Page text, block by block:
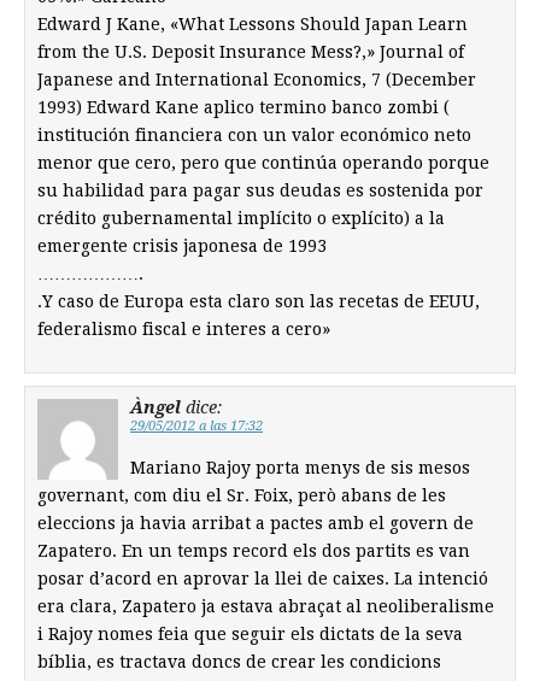
Edward J Kane, «What Lessons Should Japan Learn
from the U.S. Deposit Insurance Mess?,» Journal of
Japanese and International Economics, 7 (December
1993) Edward Kane aplico termino banco zombi (
institución financiera con un valor económico neto
menor que cero, pero que continúa operando porque
su habilidad para pagar sus deudas es sostenida por
crédito gubernamental implícito o explícito) a la
emergente crisis japonesa de 1993
……………….
.Y caso de Europa esta claro son las recetas de EEUU,
federalismo fiscal e interes a cero»
Àngel dice:
29/05/2012 a las 17:32
Mariano Rajoy porta menys de sis mesos
governant, com diu el Sr. Foix, però abans de les
eleccions ja havia arribat a pactes amb el govern de
Zapatero. En un temps record els dos partits es van
posar d’acord en aprovar la llei de caixes. La intenció
era clara, Zapatero ja estava abraçat al neoliberalisme
i Rajoy nomes feia que seguir els dictats de la seva
bíblia, es tractava doncs de crear les condicions